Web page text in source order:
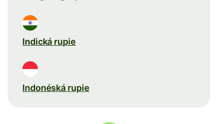
Indická rupie
Indonéská rupie